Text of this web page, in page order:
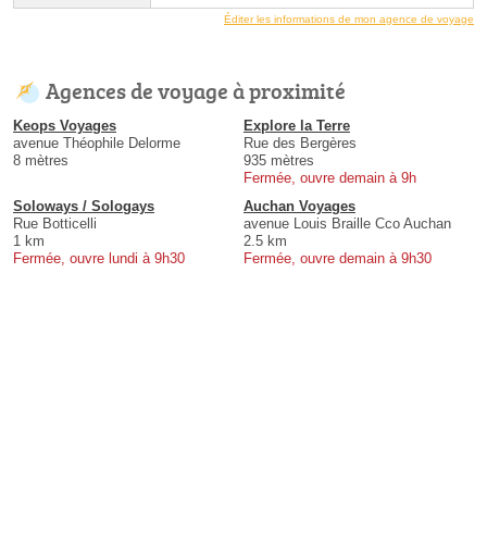
Éditer les informations de mon agence de voyage
Agences de voyage à proximité
‌Keops Voyages
avenue Théophile Delorme
8 mètres
Explore la Terre
Rue des Bergères
935 mètres
Fermée, ouvre demain à 9h
Soloways / Sologays
Rue Botticelli
1 km
Fermée, ouvre lundi à 9h30
Auchan Voyages
avenue Louis Braille Cco Auchan
2.5 km
Fermée, ouvre demain à 9h30